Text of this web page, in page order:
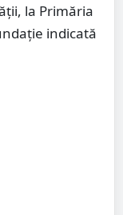
la Primăria
indicată